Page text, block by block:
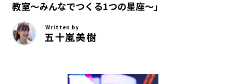
教室～みんなでつくる1つの星座～」
Written by
五十嵐美樹